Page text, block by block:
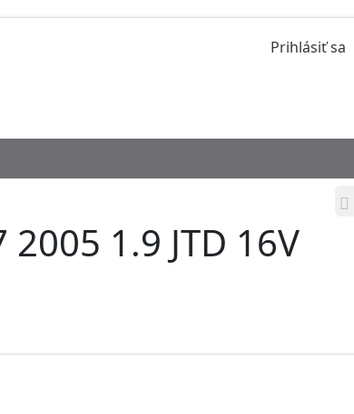
Prihlásiť sa
1.9 JTD 16V